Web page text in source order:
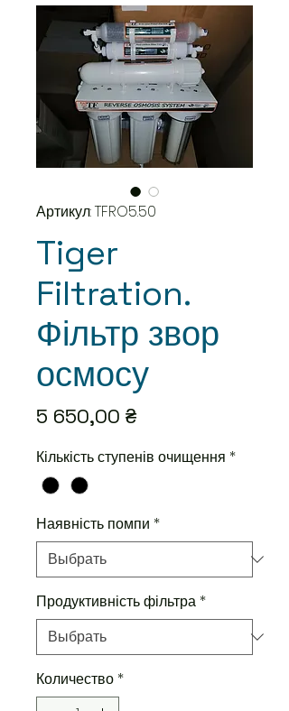
Артикул: TFRO5.50
Tiger
Filtration.
Фільтр звор
осмосу
5 650,00 ₴Цена
Кількість ступенів очищення *
Наявність помпи *
Продуктивність фільтра *
Количество *